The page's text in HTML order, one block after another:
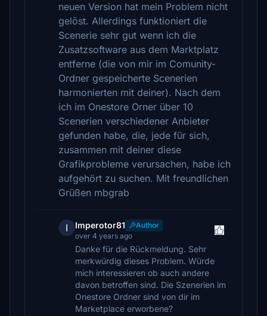
neuen Version hat mein Problem nicht
gelöst. Allerdings funktioniert die
Scenerie sehr gut wenn ich die
Zusatzsoftware aus dem Marktplatz
entferne (die von mir im Comunity-
Ordner gespeicherte Scenerien
harmonierten mit deiner). Nach dem
ich im Onestore Orner über 10
Scenerien verschiedener Anbieter
gefunden habe, die, jede für sich,
zusammen mit deiner diese
Grafikprobleme verursachen, habe ich
aufgehört zu suchen. Mit freundlichen
Grüßen mbgrab
I Imperotor81
Author
over 4 years ago
Danke für die Rückmeldung. Sehr
merkwürdig dieses Problem. Würde
mich interessieren ob auch andere
davon betroffen sind. Die Szenerien im
Onestore Ordner sind von dir im
Marketplace erworbene?